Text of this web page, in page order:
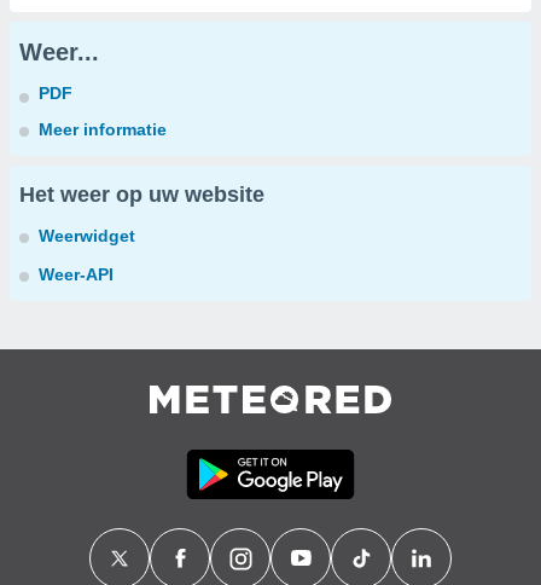
Weer...
PDF
Meer informatie
Het weer op uw website
Weerwidget
Weer-API